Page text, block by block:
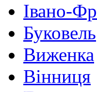
Івано-
Буковель
Виженка
Вінниця